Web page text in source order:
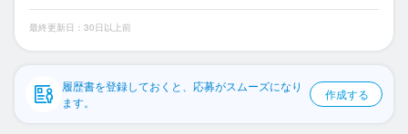
プライバシーポリシー
最終更新日：30日以上前
履歴書を登録しておくと、応募がスムーズになり
ます。
作成する